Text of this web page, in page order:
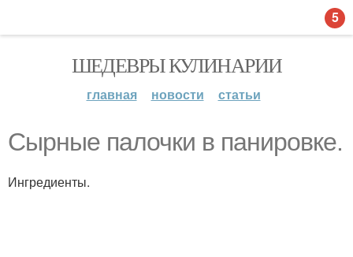
ШЕДЕВРЫ КУЛИНАРИИ
главная новости статьи
Сырные палочки в панировке.
Ингредиенты.
5